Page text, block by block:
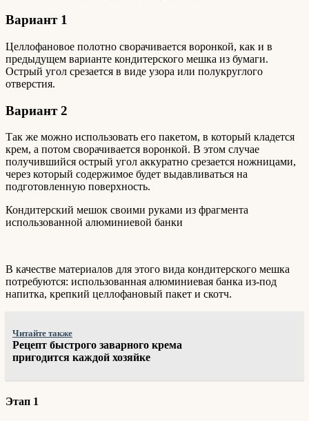
Вариант 1
Целлофановое полотно сворачивается воронкой, как и в
предыдущем варианте кондитерского мешка из бумаги.
Острый угол срезается в виде узора или полукруглого
отверстия.
Вариант 2
Так же можно использовать его пакетом, в который кладется
крем, а потом сворачивается воронкой. В этом случае
получившийся острый угол аккуратно срезается ножницами,
через который содержимое будет выдавливаться на
подготовленную поверхность.
Кондитерский мешок своими руками из фрагмента
использованной алюминиевой банки
В качестве материалов для этого вида кондитерского мешка
потребуются: использованная алюминиевая банка из-под
напитка, крепкий целлофановый пакет и скотч.
Читайте также
Рецепт быстрого заварного крема
пригодится каждой хозяйке
Этап 1